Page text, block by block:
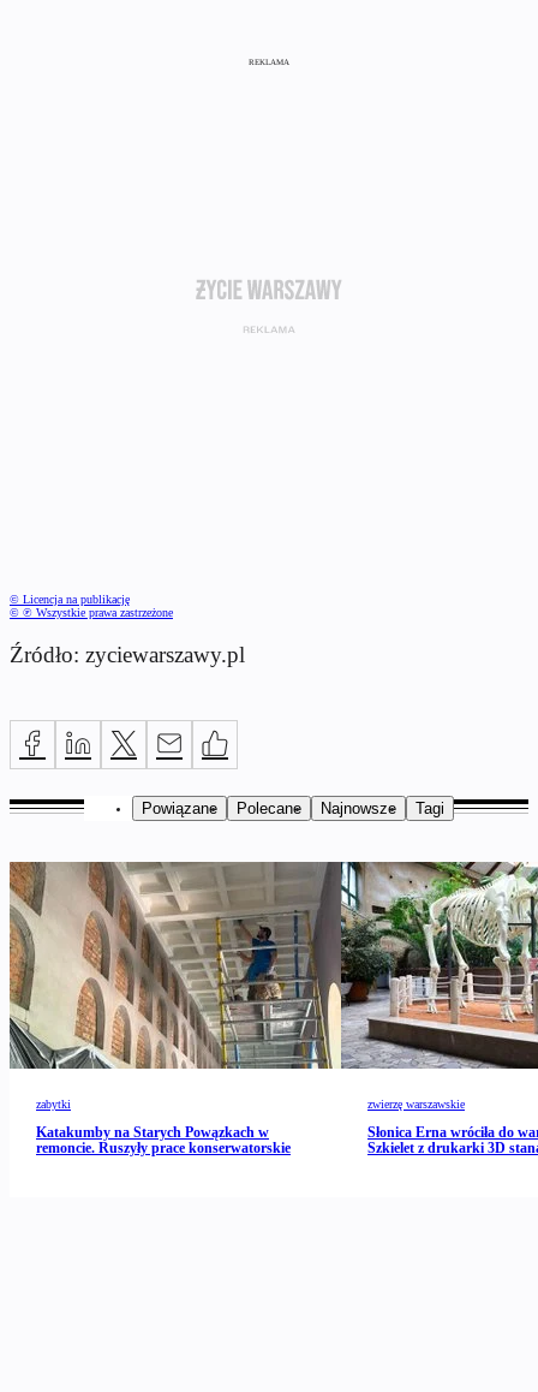
REKLAMA
© Licencja na publikację
© ℗ Wszystkie prawa zastrzeżone
Źródło: zyciewarszawy.pl
Powiązane Polecane Najnowsze Tagi
zabytki
Katakumby na Starych Powązkach w
remoncie. Ruszyły prace konserwatorskie
zwierzę warszawskie
Słonica Erna wróciła do
Szkielet z drukarki 3D